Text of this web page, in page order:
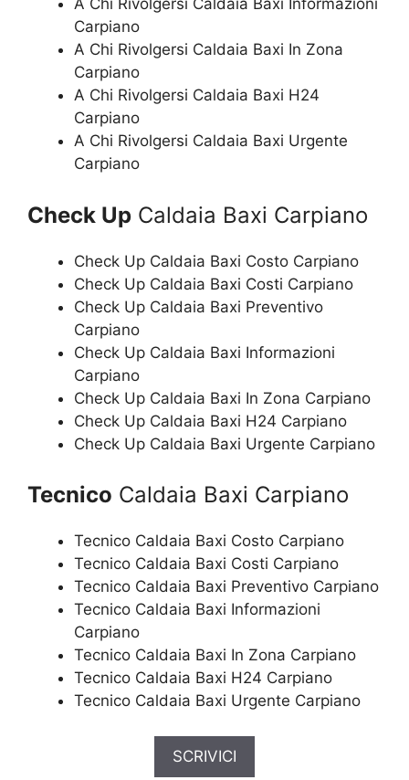
A Chi Rivolgersi Caldaia Baxi Informazioni
Carpiano
A Chi Rivolgersi Caldaia Baxi In Zona
Carpiano
A Chi Rivolgersi Caldaia Baxi H24
Carpiano
A Chi Rivolgersi Caldaia Baxi Urgente
Carpiano
Check Up Caldaia Baxi Carpiano
Check Up Caldaia Baxi Costo Carpiano
Check Up Caldaia Baxi Costi Carpiano
Check Up Caldaia Baxi Preventivo
Carpiano
Check Up Caldaia Baxi Informazioni
Carpiano
Check Up Caldaia Baxi In Zona Carpiano
Check Up Caldaia Baxi H24 Carpiano
Check Up Caldaia Baxi Urgente Carpiano
Tecnico Caldaia Baxi Carpiano
Tecnico Caldaia Baxi Costo Carpiano
Tecnico Caldaia Baxi Costi Carpiano
Tecnico Caldaia Baxi Preventivo Carpiano
Tecnico Caldaia Baxi Informazioni
Carpiano
Tecnico Caldaia Baxi In Zona Carpiano
Tecnico Caldaia Baxi H24 Carpiano
Tecnico Caldaia Baxi Urgente Carpiano
SCRIVICI